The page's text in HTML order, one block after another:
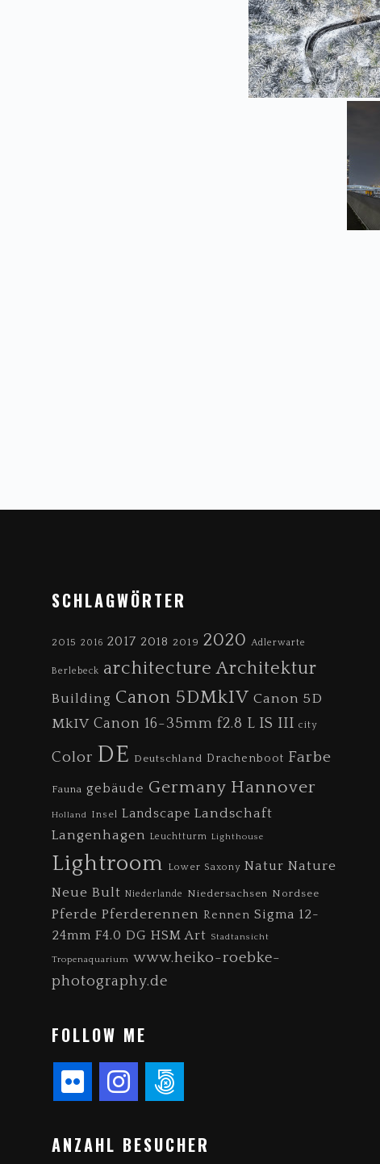
FOOTER
SCHLAGWÖRTER
2015 2016 2017 2018 2019 2020 Adlerwarte
Berlebeck architecture Architektur
Building Canon 5DMkIV Canon 5D
MkIV Canon 16-35mm f2.8 L IS III city
Color DE Deutschland Drachenboot Farbe
Fauna gebäude Germany Hannover
Holland Insel Landscape Landschaft
Langenhagen Leuchtturm Lighthouse
Lightroom Lower Saxony Natur Nature
Neue Bult Niederlande Niedersachsen Nordsee
Pferde Pferderennen Rennen Sigma 12-
24mm F4.0 DG HSM Art Stadtansicht
Tropenaquarium www.heiko-roebke-
photography.de
FOLLOW ME
ANZAHL BESUCHER